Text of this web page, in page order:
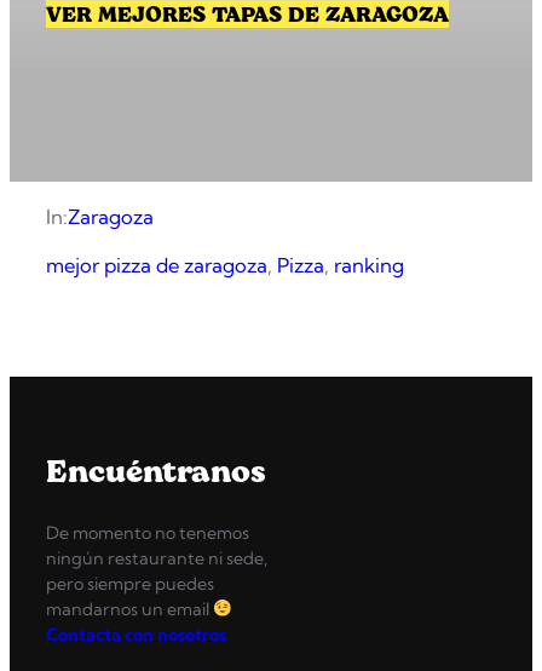
VER MEJORES TAPAS DE ZARAGOZA
In:Zaragoza
mejor pizza de zaragoza, Pizza, ranking
Encuéntranos
De momento no tenemos
ningún restaurante ni sede,
pero siempre puedes
mandarnos un email
Contacta con nosotros